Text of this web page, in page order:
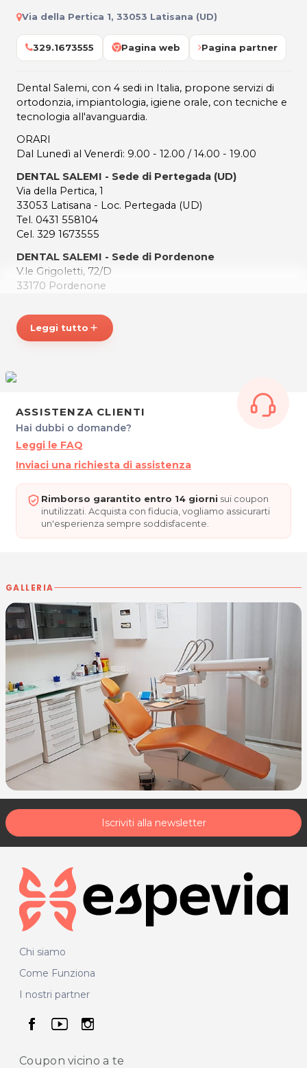
Via della Pertica 1, 33053 Latisana (UD)
329.1673555 Pagina web Pagina partner
Dental Salemi, con 4 sedi in Italia, propone servizi di
ortodonzia, impiantologia, igiene orale, con tecniche e
tecnologia all'avanguardia.
ORARI
Dal Lunedì al Venerdì: 9.00 - 12.00 / 14.00 - 19.00
DENTAL SALEMI - Sede di Pertegada (UD)
Via della Pertica, 1
33053 Latisana - Loc. Pertegada (UD)
Tel. 0431 558104
Cel. 329 1673555
DENTAL SALEMI - Sede di Pordenone
V.le Grigoletti, 72/D
33170 Pordenone
Per ulteriori informazioni sull'offerta o sulle modalità di
acquisto scrivi a
posta@espevia.it
Leggi tutto add
ASSISTENZA CLIENTI
Hai dubbi o domande?
Leggi le FAQ
Inviaci una richiesta di assistenza
Rimborso garantito entro 14 giorni sui coupon
inutilizzati. Acquista con fiducia, vogliamo assicurarti
un'esperienza sempre soddisfacente.
GALLERIA
Iscriviti alla newsletter
Chi siamo
Come Funziona
I nostri partner
seguici su facebook
seguici su youtube
seguici su instagram
Coupon vicino a te